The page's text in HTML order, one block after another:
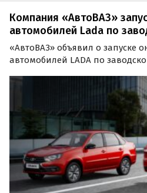
Компания «АвтоВАЗ»
автомобилей Lada по
«АвтоВАЗ» объявил о запуске
автомобилей LADA по
сайте LADA с дополнительной